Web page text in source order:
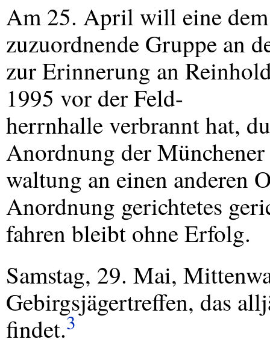
Am 25. April will eine
zuzuordnende Gruppe an
zur Erinnerung an
1995 vor der Feld-
herrnhalle verbrannt hat,
Anordnung der Münchener
waltung an einen anderen
Anordnung gerichtetes
fahren bleibt ohne Erfolg.
Samstag, 29. Mai,
Gebirgsjägertreffen, das
findet.3